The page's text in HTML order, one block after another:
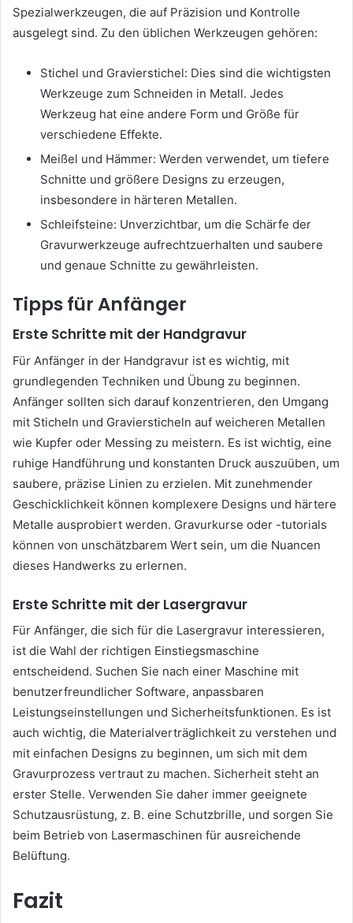
Spezialwerkzeugen, die auf Präzision und Kontrolle
ausgelegt sind. Zu den üblichen Werkzeugen gehören:
Stichel und Gravierstichel: Dies sind die wichtigsten
Werkzeuge zum Schneiden in Metall. Jedes
Werkzeug hat eine andere Form und Größe für
verschiedene Effekte.
Meißel und Hämmer: Werden verwendet, um tiefere
Schnitte und größere Designs zu erzeugen,
insbesondere in härteren Metallen.
Schleifsteine: Unverzichtbar, um die Schärfe der
Gravurwerkzeuge aufrechtzuerhalten und saubere
und genaue Schnitte zu gewährleisten.
Tipps für Anfänger
Erste Schritte mit der Handgravur
Für Anfänger in der Handgravur ist es wichtig, mit
grundlegenden Techniken und Übung zu beginnen.
Anfänger sollten sich darauf konzentrieren, den Umgang
mit Sticheln und Graviersticheln auf weicheren Metallen
wie Kupfer oder Messing zu meistern. Es ist wichtig, eine
ruhige Handführung und konstanten Druck auszuüben, um
saubere, präzise Linien zu erzielen. Mit zunehmender
Geschicklichkeit können komplexere Designs und härtere
Metalle ausprobiert werden. Gravurkurse oder -tutorials
können von unschätzbarem Wert sein, um die Nuancen
dieses Handwerks zu erlernen.
Erste Schritte mit der Lasergravur
Für Anfänger, die sich für die Lasergravur interessieren,
ist die Wahl der richtigen Einstiegsmaschine
entscheidend. Suchen Sie nach einer Maschine mit
benutzerfreundlicher Software, anpassbaren
Leistungseinstellungen und Sicherheitsfunktionen. Es ist
auch wichtig, die Materialverträglichkeit zu verstehen und
mit einfachen Designs zu beginnen, um sich mit dem
Gravurprozess vertraut zu machen. Sicherheit steht an
erster Stelle. Verwenden Sie daher immer geeignete
Schutzausrüstung, z. B. eine Schutzbrille, und sorgen Sie
beim Betrieb von Lasermaschinen für ausreichende
Belüftung.
Fazit